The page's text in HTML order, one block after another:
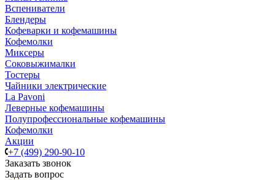
Вспениватели
Блендеры
Кофеварки и кофемашины
Кофемолки
Миксеры
Соковыжималки
Тостеры
Чайники электрические
La Pavoni
Леверные кофемашины
Полупрофессиональные кофемашины
Кофемолки
Акции
+7 (499) 290-90-10
Заказать звонок
Задать вопрос